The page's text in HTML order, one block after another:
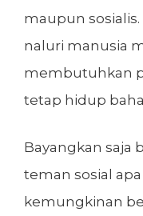
maupun
naluri manusia
membutuhkan
tetap hidup
Bayangkan saja
teman sosial
kemungkinan